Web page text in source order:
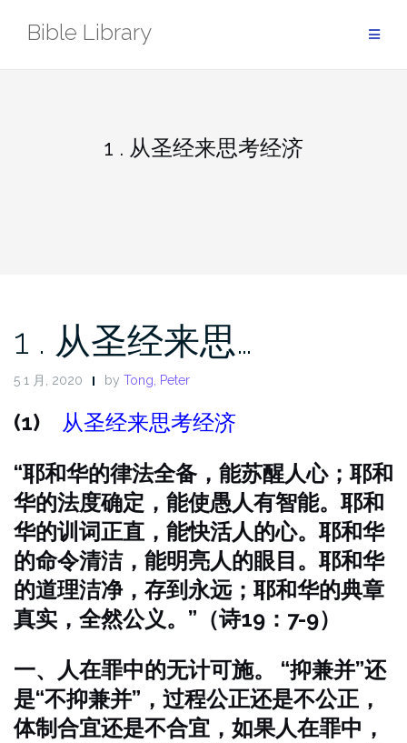
Bible Library
1 . 从圣经来思考经济
1 . 从圣经来思…
5 1 月, 2020 by Tong, Peter
(1)
从圣经来思考经济
“耶和华的律法全备，能苏醒人心；耶和
华的法度确定，能使愚人有智能。耶和
华的训词正直，能快活人的心。耶和华
的命令清洁，能明亮人的眼目。耶和华
的道理洁净，存到永远；耶和华的典章
真实，全然公义。”（诗19：7-9）
一、人在罪中的无计可施。 “抑兼并”还
是“不抑兼并”，过程公正还是不公正，
体制合宜还是不合宜，如果人在罪中，